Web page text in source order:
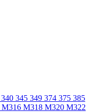
340 345 349 374 375 385
M316 M318 M320 M322